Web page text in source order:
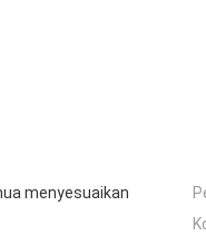
menyesuaikan